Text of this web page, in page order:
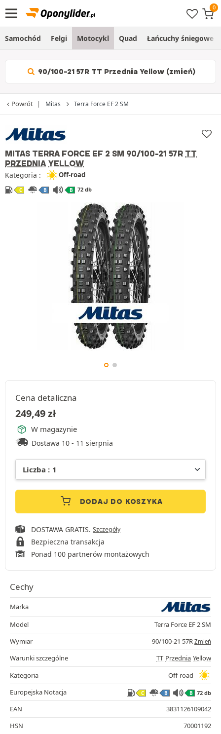
Samochód Felgi Motocykl Quad Łańcuchy śniegowe
90/100-21 57R TT Przednia Yellow (zmień)
Powrót Mitas Terra Force EF 2 SM
MITAS TERRA FORCE EF 2 SM 90/100-21 57R TT
PRZEDNIA YELLOW
Kategoria : Off-road
C B B 72 db
Cena detaliczna
249,49zł
W magazynie
Dostawa 10 - 11 sierpnia
DODAJ DO KOSZYKA
DOSTAWA GRATIS. Szczegóły
Bezpieczna transakcja
Ponad 100 partnerów montażowych
Cechy
Marka
Model
Terra Force EF 2 SM
Wymiar
90/100-21 57R Zmień
Warunki szczególne TT Przednia Yellow
Kategoria
Off-road
Europejska Notacja
C B B 72 db
EAN
3831126109042
HSN
70001192